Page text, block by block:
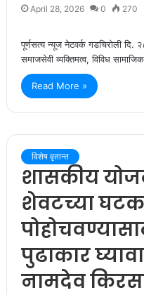
April 28, 2026 0 270
पूर्णसत्य न्यूज नेटवर्क गडचिरोली दि.
समाजसेवी व्यक्तिमत्व, विविध
Read More »
विशेष वृतान्त
शासकीय
शेवटच्या
पुढाकार
नामदेव